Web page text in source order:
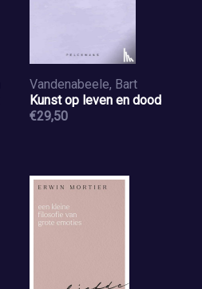
Vandenabeele, Bart
Kunst op leven en dood
€29,50